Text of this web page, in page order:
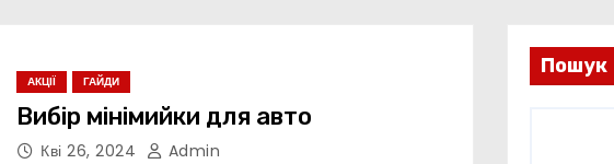
АКЦІЇ ГАЙДИ
Вибір мінімийки для авто
Кві 26, 2024 Admin
Пошук